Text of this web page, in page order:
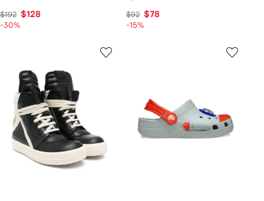
$192 $128
-30%
$92 $78
-15%